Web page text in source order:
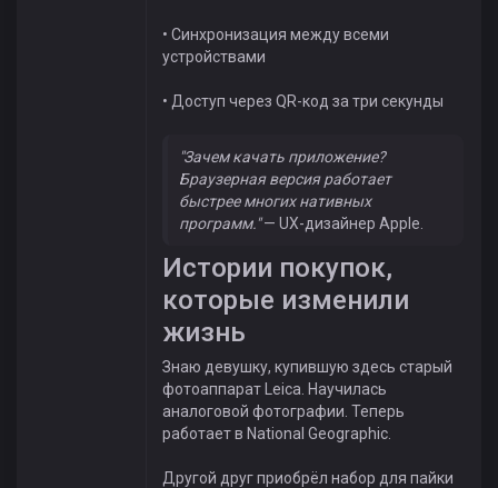
• Синхронизация между всеми
устройствами
• Доступ через QR-код за три секунды
"Зачем качать приложение?
Браузерная версия работает
быстрее многих нативных
программ."— UX-дизайнер Apple.
Истории покупок,
которые изменили
жизнь
Знаю девушку, купившую здесь старый
фотоаппарат Leica. Научилась
аналоговой фотографии. Теперь
работает в National Geographic.
Другой друг приобрёл набор для пайки